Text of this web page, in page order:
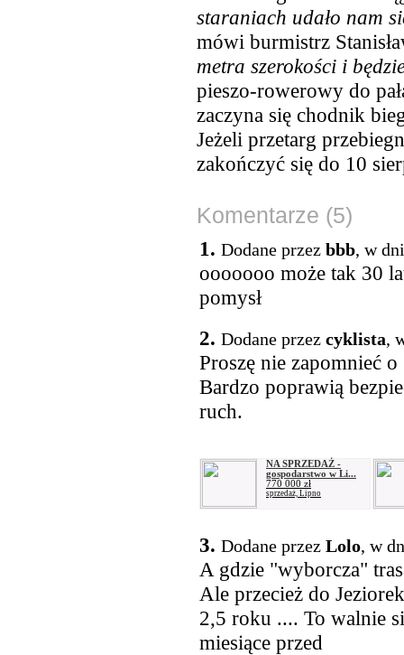
staraniach udało nam
mówi burmistrz
metra szerokości i
pieszo-rowerowy do
zaczyna się chodnik
Jeżeli przetarg
zakończyć się do 10
Komentarze (5)
1. Dodane przez bbb, w
ooooooo może tak 30
pomysł
2. Dodane przez cyklista,
Proszę nie zapomnieć
Bardzo poprawią
ruch.
NA SPRZEDAŻ -
gospodarstwo w Li...
770 000 zł
sprzedaż, Lipno
3. Dodane przez Lolo, w
A gdzie "wyborcza"
Ale przecież do
2,5 roku .... To walnie
miesiące przed